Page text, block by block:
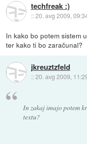
techfreak :)
::20. avg 2009,
In kako bo potem sistem
ter kako ti bo zaračunal?
jkreuztzfeld
::20. avg 2009,
In zakaj imajo potem
textu?